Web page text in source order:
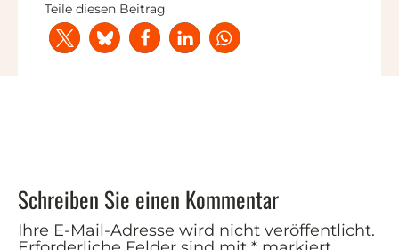
Teile diesen Beitrag
Schreiben Sie einen Kommentar
Ihre E-Mail-Adresse wird nicht veröffentlicht.